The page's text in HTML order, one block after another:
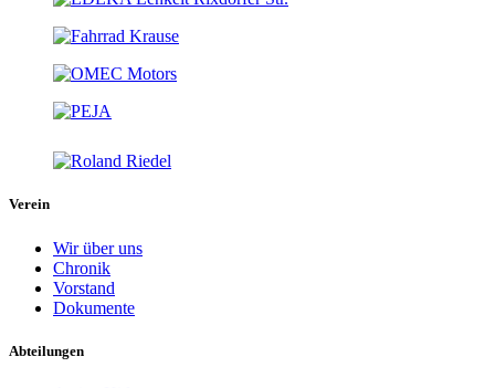
Verein
Wir über uns
Chronik
Vorstand
Dokumente
Abteilungen